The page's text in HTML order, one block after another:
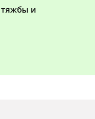
тяжбы и